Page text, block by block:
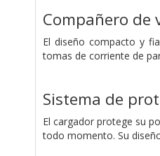
Compañero de
El diseño compacto y
tomas de corriente de
Sistema de
El cargador protege su
todo momento. Su